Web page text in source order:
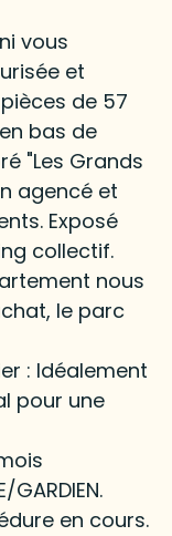
vous
et
de 57
en bas de
"Les Grands
agencé et
Exposé
collectif.
nous
le parc
: Idéalement
pour une
en cours.